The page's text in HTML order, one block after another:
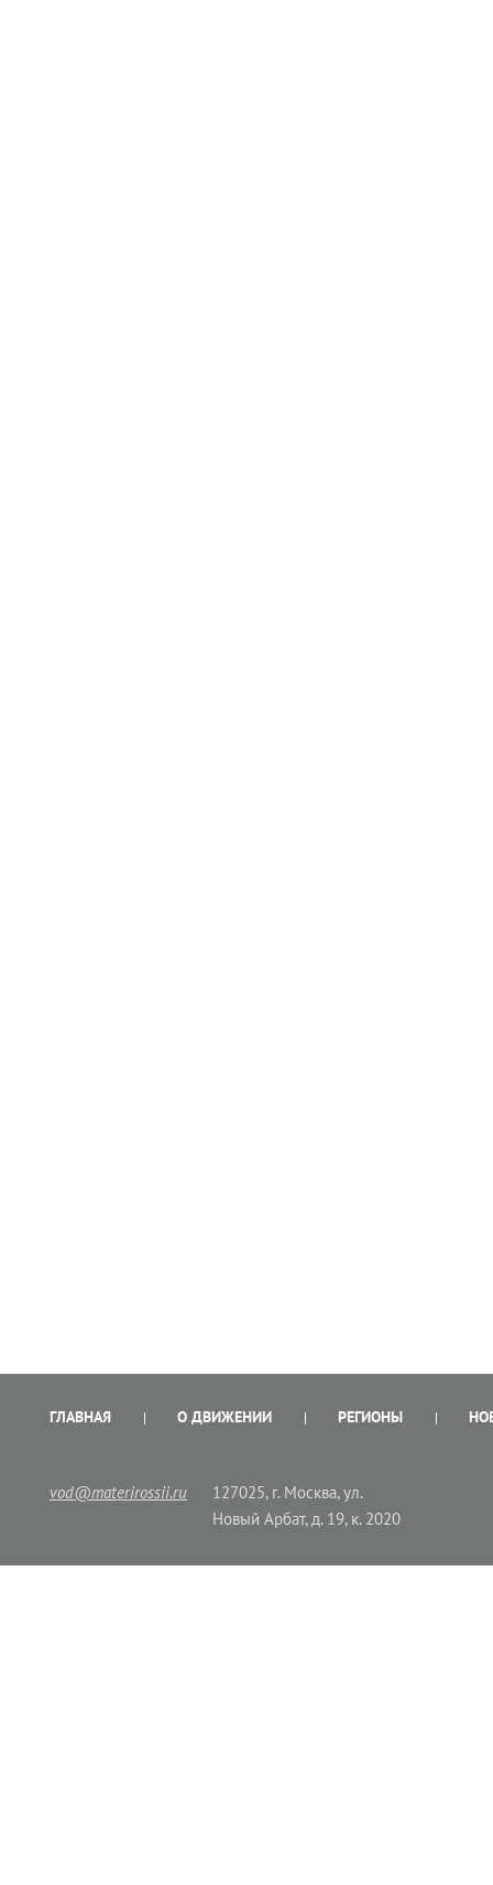
ГЛАВНАЯ О ДВИЖЕНИИ РЕГИОНЫ
vod@materirossii.ru
127025, г. Москва, ул.
Новый Арбат, д. 19, к. 2020